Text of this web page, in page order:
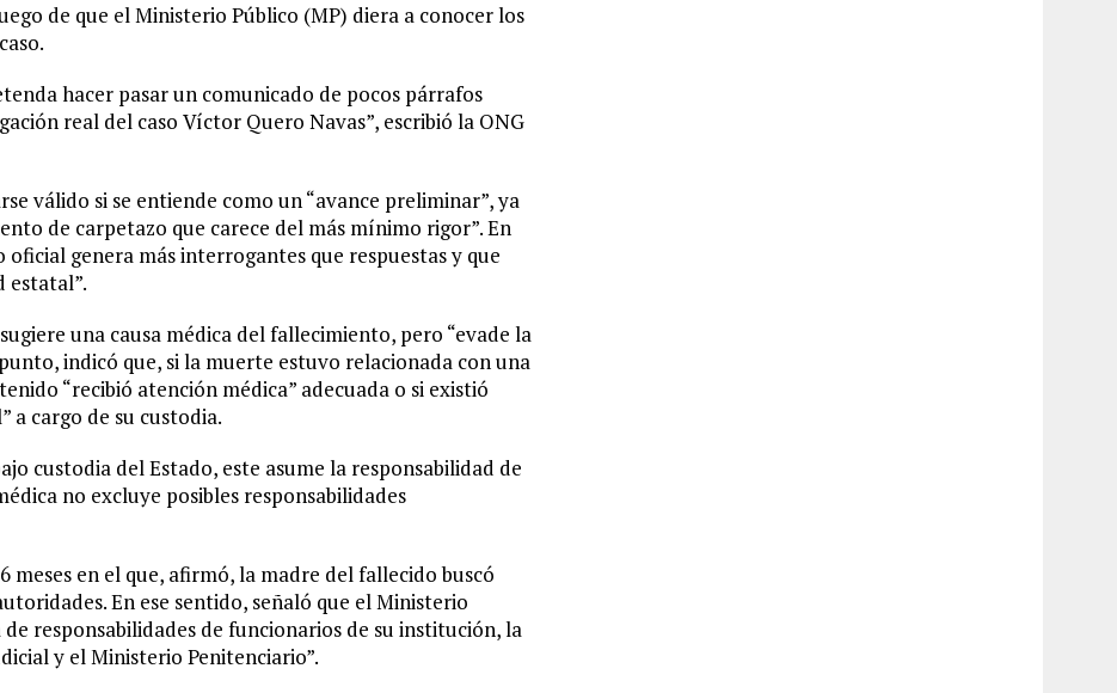
de que el Ministerio Público (MP) diera a conocer los
hacer pasar un comunicado de pocos párrafos
real del caso Víctor Quero Navas”, escribió la ONG
válido si se entiende como un “avance preliminar”, ya
de carpetazo que carece del más mínimo rigor”. En
genera más interrogantes que respuestas y que
estatal”.
una causa médica del fallecimiento, pero “evade la
indicó que, si la muerte estuvo relacionada con una
“recibió atención médica” adecuada o si existió
a cargo de su custodia.
custodia del Estado, este asume la responsabilidad de
no excluye posibles responsabilidades
en el que, afirmó, la madre del fallecido buscó
En ese sentido, señaló que el Ministerio
responsabilidades de funcionarios de su institución, la
y el Ministerio Penitenciario”.